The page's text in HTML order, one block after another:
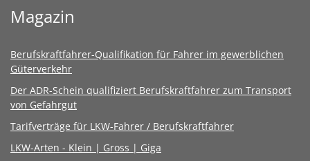
Magazin
Berufskraftfahrer-Qualifikation für Fahrer im gewerblichen
Güterverkehr
Der ADR-Schein qualifiziert Berufskraftfahrer zum Transport
von Gefahrgut
Tarifverträge für LKW-Fahrer / Berufskraftfahrer
LKW-Arten - Klein | Gross | Giga